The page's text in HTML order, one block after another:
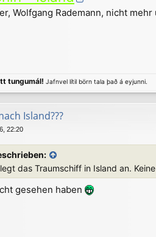
Wolfgang Rademann, nicht
tungumál! Jafnvel lítil börn tala það á eyjunni.
Island???
22:20
das Traumschiff in Island an.
gesehen haben